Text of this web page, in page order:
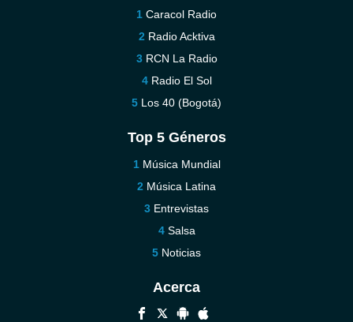
Caracol Radio
Radio Acktiva
RCN La Radio
Radio El Sol
Los 40 (Bogotá)
Top 5 Géneros
Música Mundial
Música Latina
Entrevistas
Salsa
Noticias
Acerca